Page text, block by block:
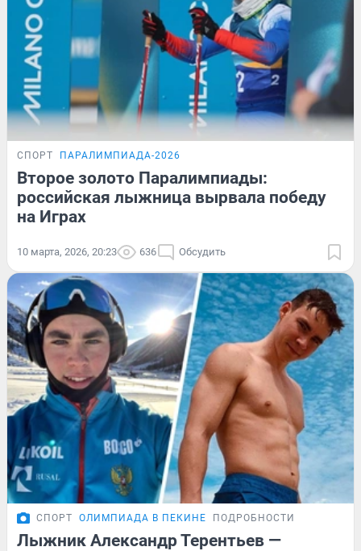
СПОРТ ПАРАЛИМПИАДА-2026
Второе золото Паралимпиады:
российская лыжница вырвала победу
на Играх
10 марта, 2026, 20:23 636 Обсудить
СПОРТ ОЛИМПИАДА В ПЕКИНЕ ПОДРОБНОСТИ
Лыжник Александр Терентьев —